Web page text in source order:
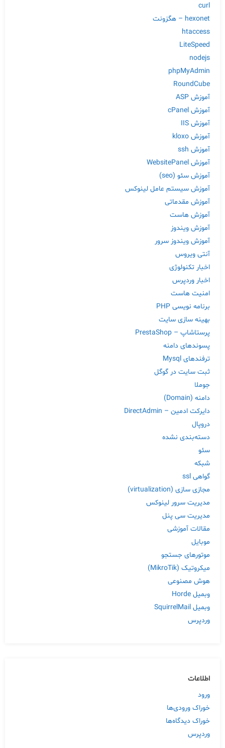
curl
hexonet – هگزونت
htaccess
LiteSpeed
nodejs
phpMyAdmin
RoundCube
آموزش ASP
آموزش cPanel
آموزش IIS
آموزش kloxo
آموزش ssh
آموزش WebsitePanel
آموزش سئو (seo)
آموزش سیستم عامل لینوکس
آموزش مقدماتی
آموزش هاست
آموزش ویندوز
آموزش ویندوز سرور
آنتی ویروس
اخبار تکنولوژی
اخبار وردپرس
امنیت هاست
برنامه نویسی PHP
بهینه سازی سایت
پرستاشاپ – PrestaShop
پسوندهای دامنه
ترفندهای Mysql
ثبت سایت در گوگل
جوملا
دامنه (Domain)
دایرکت ادمین – DirectAdmin
دروپال
دسته‌بندی نشده
سئو
شبکه
گواهی ssl
مجازی سازی (virtualization)
مدیریت سرور لینوکس
مدیریت سی پنل
مقالات آموزشی
موبایل
موتورهای جستجو
میکروتیک (MikroTik)
هوش مصنوعی
وبمیل Horde
وبمیل SquirrelMail
وردپرس
اطلاعات
ورود
خوراک ورودی‌ها
خوراک دیدگاه‌ها
وردپرس